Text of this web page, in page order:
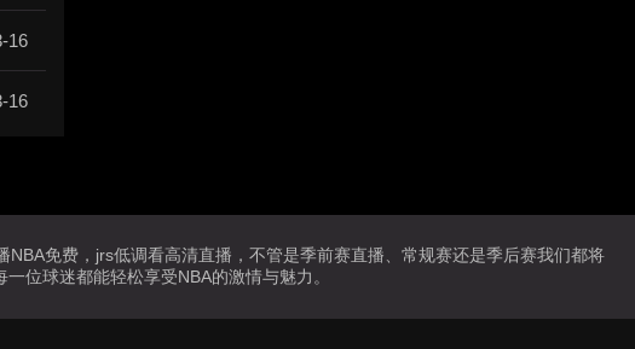
16
16
免费，jrs低调看高清直播，不管是季前赛直播、常规赛还是季后赛我们都将
位球迷都能轻松享受NBA的激情与魅力。